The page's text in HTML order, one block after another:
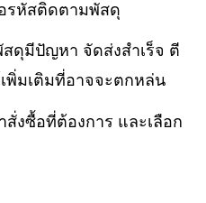
รหัสติดตามพัสดุ
ดุมีปัญหา จัดส่งสำเร็จ ตี
พิ่มเติมที่อาจจะตกหล่น
งซื้อที่ต้องการ และเลือก